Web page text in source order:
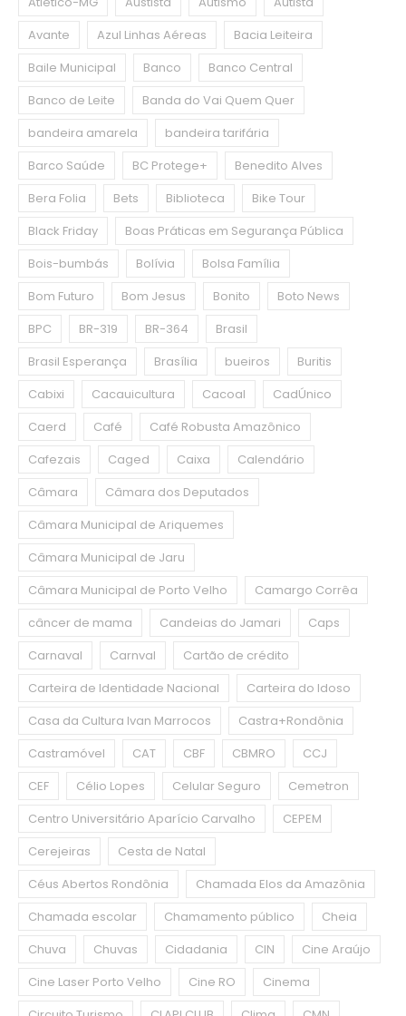
Avante
Azul Linhas Aéreas
Bacia Leiteira
Baile Municipal
Banco
Banco Central
Banco de Leite
Banda do Vai Quem Quer
bandeira amarela
bandeira tarifária
Barco Saúde
BC Protege+
Benedito Alves
Bera Folia
Bets Biblioteca
Bike Tour
Black Friday
Boas Práticas em Segurança Pública
Bois-bumbás
Bolívia
Bolsa Família
Bom Futuro
Bom Jesus Bonito
Boto News
BPC
BR-319 BR-364
Brasil
Brasil Esperança
Brasília bueiros
Buritis
Cabixi
Cacauicultura Cacoal
CadÚnico
Caerd
Café
Café Robusta Amazônico
Cafezais
Caged Caixa
Calendário
Câmara
Câmara dos Deputados
Câmara Municipal de Ariquemes
Câmara Municipal de Jaru
Câmara Municipal de Porto Velho
Camargo Corrêa
câncer de mama
Candeias do Jamari
Caps
Carnaval
Carnval
Cartão de crédito
Carteira de Identidade Nacional
Carteira do Idoso
Casa da Cultura Ivan Marrocos
Castra+Rondônia
Castramóvel
CAT CBF CBMRO
CCJ
CEF
Célio Lopes Celular Seguro
Cemetron
Centro Universitário Aparício Carvalho
CEPEM
Cerejeiras
Cesta de Natal
Céus Abertos Rondônia
Chamada Elos da Amazônia
Chamada escolar
Chamamento público
Cheia
Chuva
Chuvas Cidadania CIN
Cine Araújo
Cine Laser Porto Velho
Cine RO
Cinema